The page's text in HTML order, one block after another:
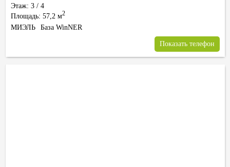
Этаж: 3 / 4
Площадь: 57,2 м2
МИЭЛЬ База WinNER
Показать телефон